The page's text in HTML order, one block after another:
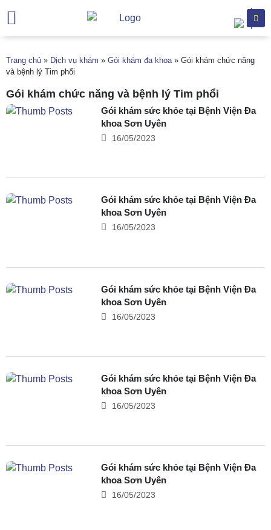
Trang chủ » Dịch vụ khám » Gói khám đa khoa» Gói khám chức năng
và bệnh lý Tim phổi
Gói khám chức năng và bệnh lý Tim phổi
Gói khám sức khỏe tại Bệnh Viện Đa
khoa Sơn Uyên
16/05/2023
Gói khám sức khỏe tại Bệnh Viện Đa
khoa Sơn Uyên
16/05/2023
Gói khám sức khỏe tại Bệnh Viện Đa
khoa Sơn Uyên
16/05/2023
Gói khám sức khỏe tại Bệnh Viện Đa
khoa Sơn Uyên
16/05/2023
Gói khám sức khỏe tại Bệnh Viện Đa
khoa Sơn Uyên
16/05/2023